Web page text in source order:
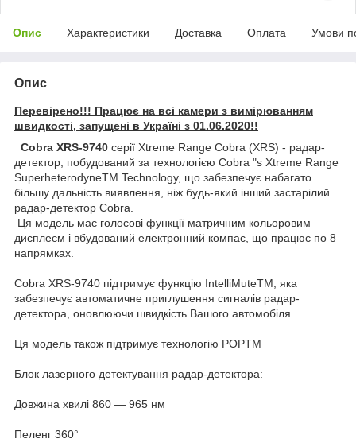
Опис Характеристики Доставка Оплата Умови
Опис
Перевірено!!! Працює на всі камери з вимірюванням
швидкості, запущені в Україні з 01.06.2020!!
Cobra XRS-9740 серії Xtreme Range Cobra (XRS) - радар-
детектор, побудований за технологією Cobra "s Xtreme Range
SuperheterodyneTM Technology, що забезпечує набагато
більшу дальність виявлення, ніж будь-який інший застарілий
радар-детектор Cobra.
Ця модель має голосові функції матричним кольоровим
дисплеєм і вбудований електронний компас, що працює по 8
напрямках.
Cobra XRS-9740 підтримує функцію IntelliMuteTM, яка
забезпечує автоматичне приглушення сигналів радар-
детектора, оновлюючи швидкість Вашого автомобіля.
Ця модель також підтримує технологію POPTM
Блок лазерного детектування радар-детектора:
Довжина хвилі 860 — 965 нм
Пеленг 360°